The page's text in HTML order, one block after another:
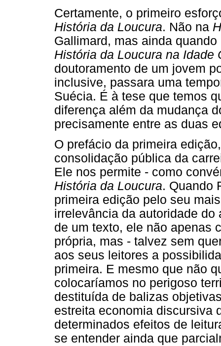
Certamente, o primeiro
História da Loucura. Não na
Gallimard, mas ainda
História da Loucura na Idade
doutoramento de um jovem
inclusive, passara uma
Suécia. É à tese que temos
diferença além da mudança
precisamente entre as duas
O prefácio da primeira
consolidação pública da
Ele nos permite - como
História da Loucura. Quando
primeira edição pelo seu
irrelevância da autoridade
de um texto, ele não apenas
própria, mas - talvez sem
aos seus leitores a
primeira. E mesmo que não
colocaríamos no perigoso
destituída de balizas
estreita economia discursiva
determinados efeitos de
se entender ainda que